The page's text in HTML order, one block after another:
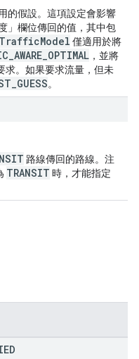
的假設。這項設定會影響
」欄位傳回的值，其中包
TrafficModel 僅適用於將
，並將
求。如果要求流量，但未
。
路線傳回的路線。注
TRANSIT 時，才能指定